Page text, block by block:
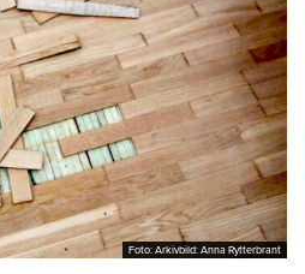
Foto: Arkivbild: Anna Rytterbrant
Foto: Arkivbild: Anna Rytterbrant